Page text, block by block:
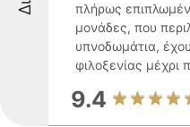
πλήρως
μονάδες, που
υπνοδωμάτια,
φιλοξενίας μέχρι
9.4